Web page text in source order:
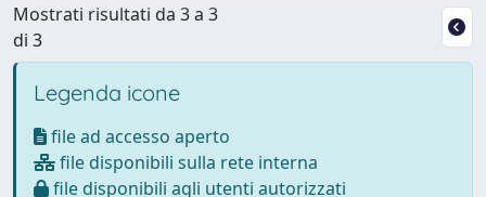
Mostrati risultati da 3 a 3
di 3
Legenda icone
file ad accesso aperto
file disponibili sulla rete interna
file disponibili agli utenti autorizzati